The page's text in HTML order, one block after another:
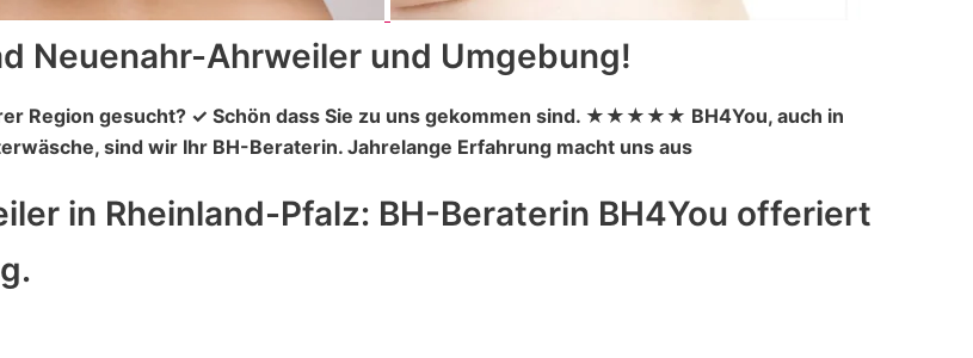
Neuenahr-Ahrweiler und Umgebung!
Region gesucht? ✓ Schön dass Sie zu uns gekommen sind. ★★★★★ BH4You, auch in
sind wir Ihr BH-Beraterin. Jahrelange Erfahrung macht uns aus
in Rheinland-Pfalz: BH-Beraterin BH4You offeriert